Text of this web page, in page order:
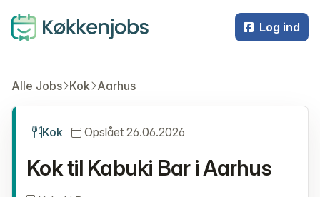
Log ind
Alle Jobs Kok Aarhus
Kok Opslået 26.06.2026
Kok til Kabuki Bar i Aarhus